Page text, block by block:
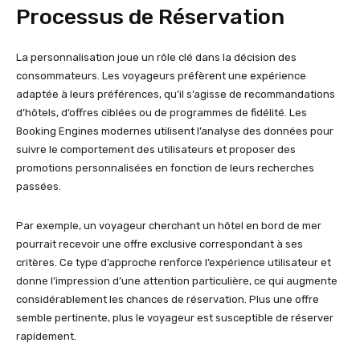
Processus de Réservation
La personnalisation joue un rôle clé dans la décision des
consommateurs. Les voyageurs préfèrent une expérience
adaptée à leurs préférences, qu’il s’agisse de recommandations
d’hôtels, d’offres ciblées ou de programmes de fidélité. Les
Booking Engines modernes utilisent l’analyse des données pour
suivre le comportement des utilisateurs et proposer des
promotions personnalisées en fonction de leurs recherches
passées.
Par exemple, un voyageur cherchant un hôtel en bord de mer
pourrait recevoir une offre exclusive correspondant à ses
critères. Ce type d’approche renforce l’expérience utilisateur et
donne l’impression d’une attention particulière, ce qui augmente
considérablement les chances de réservation. Plus une offre
semble pertinente, plus le voyageur est susceptible de réserver
rapidement.